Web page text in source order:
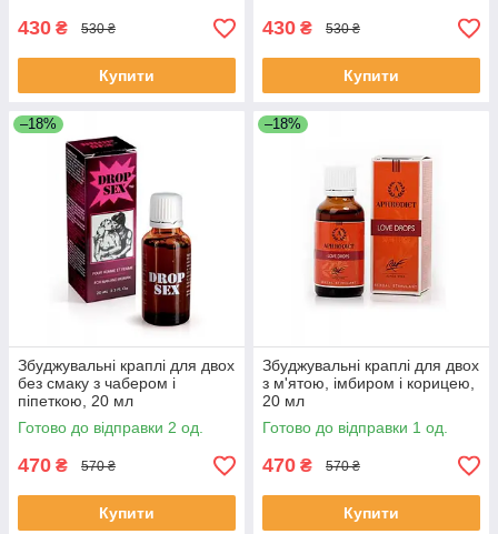
430 ₴ 530 ₴
Купити
430 ₴ 530 ₴
Купити
–18%
Збуджувальні краплі для двох
без смаку з чабером і
піпеткою, 20 мл
Готово до відправки 2 од.
470 ₴ 570 ₴
Купити
–18%
Збуджувальні краплі для двох
з м'ятою, імбиром і корицею,
20 мл
Готово до відправки 1 од.
470 ₴ 570 ₴
Купити